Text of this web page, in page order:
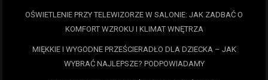
OŚWIETLENIE PRZY TELEWIZORZE W SALONIE: JAK ZADBAĆ O
KOMFORT WZROKU I KLIMAT WNĘTRZA
MIĘKKIE I WYGODNE PRZEŚCIERADŁO DLA DZIECKA – JAK
WYBRAĆ NAJLEPSZE? PODPOWIADAMY